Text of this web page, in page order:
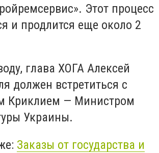
Этот процесс
и продлится еще около 2
глава ХОГА Алексей
должен встретиться с
Криклием — Министром
Украины.
Заказы от государства и